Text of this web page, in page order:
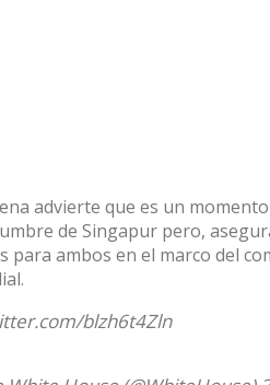
advierte que es un
de Singapur pero,
para ambos en el marco del
blzh6t4Zln